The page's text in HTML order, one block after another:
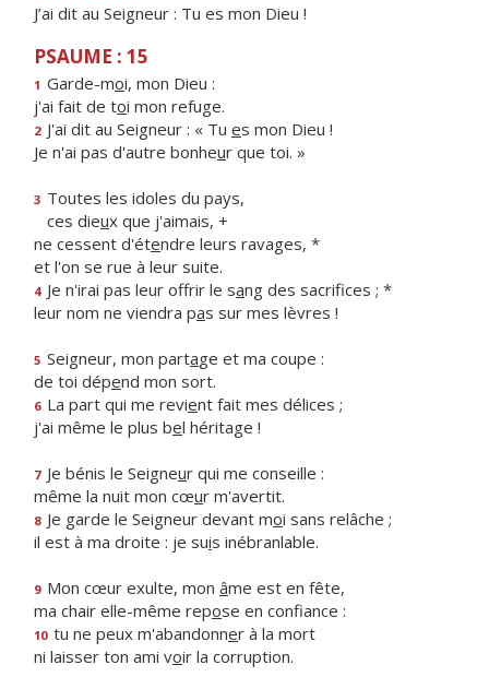
J’ai dit au Seigneur : Tu es mon Dieu !
PSAUME : 15
1 Garde-moi, mon Dieu :
j'ai fait de toi mon refuge.
2 J'ai dit au Seigneur : « Tu es mon Dieu !
Je n'ai pas d'autre bonheur que toi. »
3 Toutes les idoles du pays,
ces dieux que j'aimais, +
ne cessent d'étendre leurs ravages, *
et l'on se rue à leur suite.
4 Je n'irai pas leur offrir le sang des sacrifices ; *
leur nom ne viendra pas sur mes lèvres !
5 Seigneur, mon partage et ma coupe :
de toi dépend mon sort.
6 La part qui me revient fait mes délices ;
j'ai même le plus bel héritage !
7 Je bénis le Seigneur qui me conseille :
même la nuit mon cœur m'avertit.
8 Je garde le Seigneur devant moi sans relâche ;
il est à ma droite : je suis inébranlable.
9 Mon cœur exulte, mon âme est en fête,
ma chair elle-même repose en confiance :
10 tu ne peux m'abandonner à la mort
ni laisser ton ami voir la corruption.